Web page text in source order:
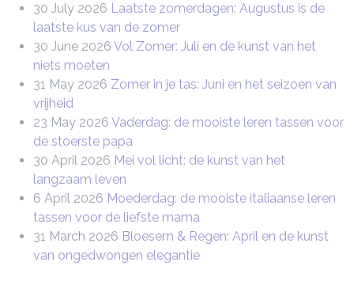
30 July 2026 Laatste zomerdagen: Augustus is de
laatste kus van de zomer
30 June 2026 Vol Zomer: Juli en de kunst van het
niets moeten
31 May 2026 Zomer in je tas: Juni en het seizoen van
vrijheid
23 May 2026 Vaderdag: de mooiste leren tassen voor
de stoerste papa
30 April 2026 Mei vol licht: de kunst van het
langzaam leven
6 April 2026 Moederdag: de mooiste italiaanse leren
tassen voor de liefste mama
31 March 2026 Bloesem & Regen: April en de kunst
van ongedwongen elegantie